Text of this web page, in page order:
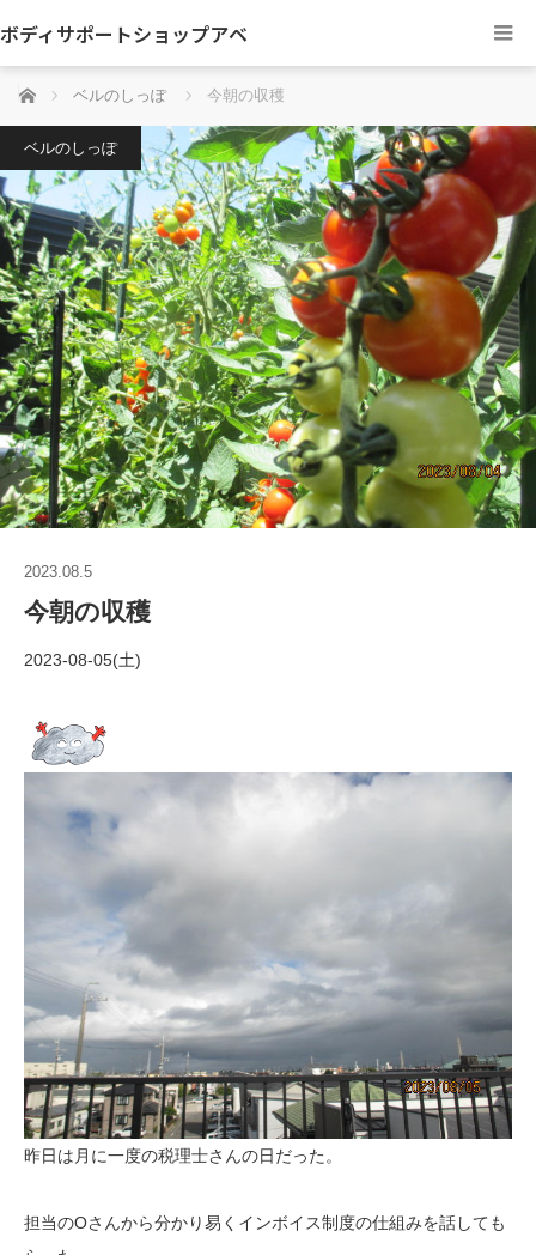
ボディサポートショップアベ
ホーム ベルのしっぽ 今朝の収穫
ベルのしっぽ
2023.08.5
今朝の収穫
2023-08-05(土)
昨日は月に一度の税理士さんの日だった。
担当のOさんから分かり易くインボイス制度の仕組みを話しても